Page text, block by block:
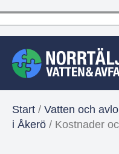
Start / Vatten och
i Åkerö / Kostnader